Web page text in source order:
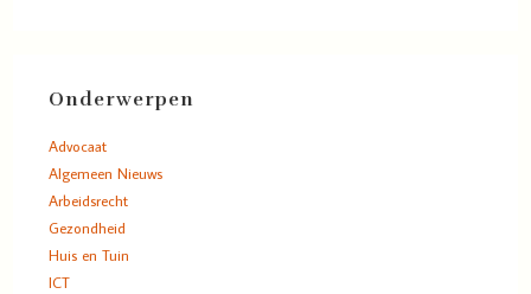
Onderwerpen
Advocaat
Algemeen Nieuws
Arbeidsrecht
Gezondheid
Huis en Tuin
ICT